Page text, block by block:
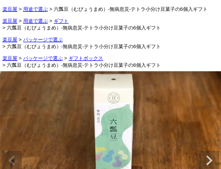
楽豆屋 用途で選ぶ 六瓢豆（むびょうまめ）-無病息災-テトラ小分け豆菓子の6個入ギフト
楽豆屋 用途で選ぶ
ギフト
六瓢豆（むびょうまめ）-無病息災-テトラ小分け豆菓子の6個入ギフト
楽豆屋
パッケージで選ぶ
六瓢豆（むびょうまめ）-無病息災-テトラ小分け豆菓子の6個入ギフト
楽豆屋 パッケージで選ぶ
ギフトボックス
六瓢豆（むびょうまめ）-無病息災-テトラ小分け豆菓子の6個入ギフト